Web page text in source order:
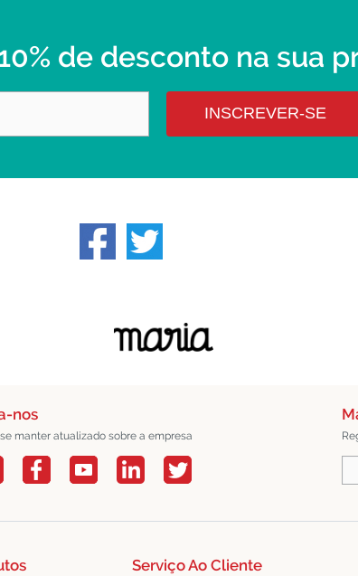
de desconto na sua
INSCREVER-SE
nos
manter atualizado sobre a empresa
Serviço Ao Cliente